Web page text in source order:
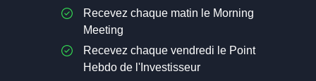
Recevez chaque matin le Morning
Meeting
Recevez chaque vendredi le Point
Hebdo de l'Investisseur